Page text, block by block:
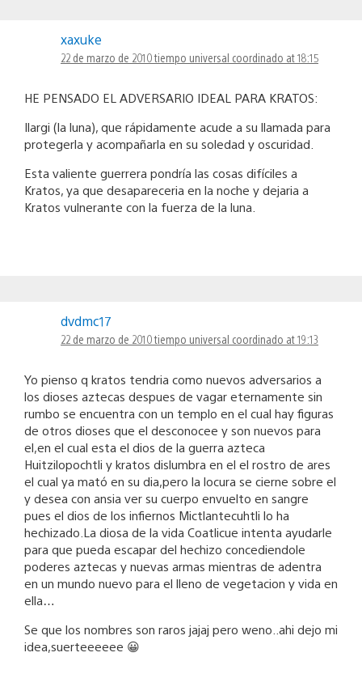
xaxuke
22 de marzo de 2010 tiempo universal coordinado at 18:15
HE PENSADO EL ADVERSARIO IDEAL PARA KRATOS:
Ilargi (la luna), que rápidamente acude a su llamada para
protegerla y acompañarla en su soledad y oscuridad.
Esta valiente guerrera pondría las cosas difíciles a
Kratos, ya que desapareceria en la noche y dejaria a
Kratos vulnerante con la fuerza de la luna.
dvdmc17
22 de marzo de 2010 tiempo universal coordinado at 19:13
Yo pienso q kratos tendria como nuevos adversarios a
los dioses aztecas despues de vagar eternamente sin
rumbo se encuentra con un templo en el cual hay figuras
de otros dioses que el desconocee y son nuevos para
el,en el cual esta el dios de la guerra azteca
Huitzilopochtli y kratos dislumbra en el el rostro de ares
el cual ya mató en su dia,pero la locura se cierne sobre el
y desea con ansia ver su cuerpo envuelto en sangre
pues el dios de los infiernos Mictlantecuhtli lo ha
hechizado.La diosa de la vida Coatlicue intenta ayudarle
para que pueda escapar del hechizo concediendole
poderes aztecas y nuevas armas mientras de adentra
en un mundo nuevo para el lleno de vegetacion y vida en
ella…
Se que los nombres son raros jajaj pero weno..ahi dejo mi
idea,suerteeeeee 😀